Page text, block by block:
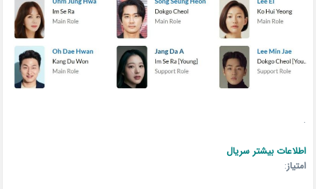
.
اطلاعات بیشتر سریال
امتیاز: